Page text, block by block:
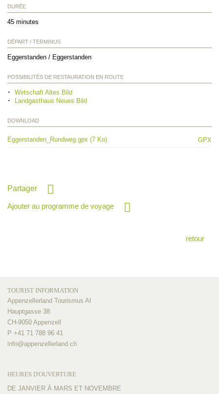
DURÉE
45 minutes
DÉPART / TERMINUS
Eggerstanden / Eggerstanden
POSSIBILITÉS DE RESTAURATION EN ROUTE
Wirtschaft Altes Bild
Landgasthaus Neues Bild
DOWNLOAD
Eggerstanden_Rundweg.gpx (7 Ko) GPX
Partager
Ajouter au programme de voyage
retour
TOURIST INFORMATION
Appenzellerland Tourismus AI
Hauptgasse 38
CH-9050 Appenzell
P +41 71 788 96 41
info@appenzellerland.ch
HEURES D'OUVERTURE
DE JANVIER À MARS ET NOVEMBRE